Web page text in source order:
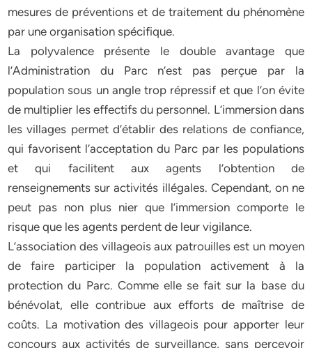
mesures de préventions et de traitement du phénomène
par une organisation spécifique.
La polyvalence présente le double avantage que
l’Administration du Parc n’est pas perçue par la
population sous un angle trop répressif et que l’on évite
de multiplier les effectifs du personnel. L’immersion dans
les villages permet d’établir des relations de confiance,
qui favorisent l’acceptation du Parc par les populations
et qui facilitent aux agents l’obtention de
renseignements sur activités illégales. Cependant, on ne
peut pas non plus nier que l’immersion comporte le
risque que les agents perdent de leur vigilance.
L’association des villageois aux patrouilles est un moyen
de faire participer la population activement à la
protection du Parc. Comme elle se fait sur la base du
bénévolat, elle contribue aux efforts de maîtrise de
coûts. La motivation des villageois pour apporter leur
concours aux activités de surveillance, sans percevoir